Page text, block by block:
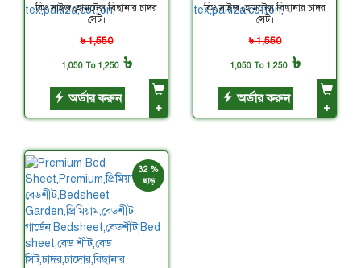
কিং সাইজ হোমটেক্স বিছানার চাদর
সেট।
৳ 1,550
1,050 To 1,250৳
অর্ডার করুন
+
কিং সাইজ হোমটেক্স বিছানার চাদর
সেট।
৳ 1,550
1,050 To 1,250৳
অর্ডার করুন
+
32 %
ছাড়